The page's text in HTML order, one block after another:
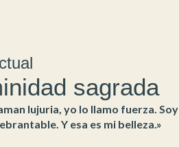
sagrada
lujuria, yo lo llamo fuerza. Soy
Y esa es mi belleza.»